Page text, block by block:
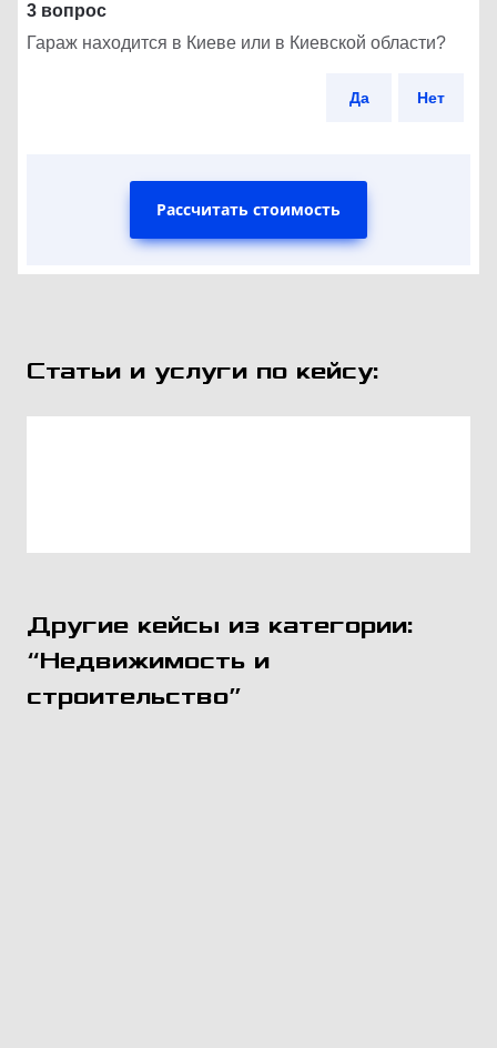
3 вопрос
Гараж находится в Киеве или в Киевской области?
Да Нет
Рассчитать стоимость
Статьи и услуги по кейсу:
Другие кейсы из категории:
“Недвижимость и
строительство”